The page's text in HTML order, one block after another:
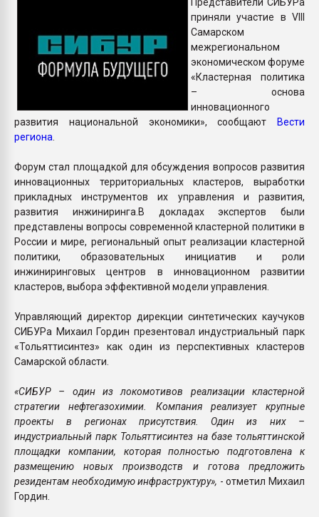
ПЕРЕЙТИ НА
приняли участие в VIII
Самарском
межрегиональном
экономическом форуме
«Кластерная политика
– основа
инновационного
развития национальной экономики», сообщают Вести
региона
Форум стал площадкой для обсуждения вопросов развития
инновационных территориальных кластеров, выработки
прикладных инструментов их управления и развития,
развития инжиниринга.В докладах экспертов были
представлены вопросы современной кластерной политики в
России и мире, региональный опыт реализации кластерной
политики, образовательных инициатив и роли
инжиниринговых центров в инновационном развитии
кластеров, выбора эффективной модели управления.
Управляющий директор дирекции синтетических каучуков
СИБУРа Михаил Гордин презентовал индустриальный парк
«Тольяттисинтез» как один из перспективных кластеров
Самарской области.
«СИБУР – один из локомотивов реализации кластерной
стратегии нефтегазохимии. Компания реализует крупные
проекты в регионах присутствия. Один из них –
индустриальный парк Тольяттисинтез на базе тольяттинской
площадки компании, которая полностью подготовлена к
размещению новых производств и готова предложить
резидентам необходимую инфраструктуру», - отметил Михаил
Гордин.